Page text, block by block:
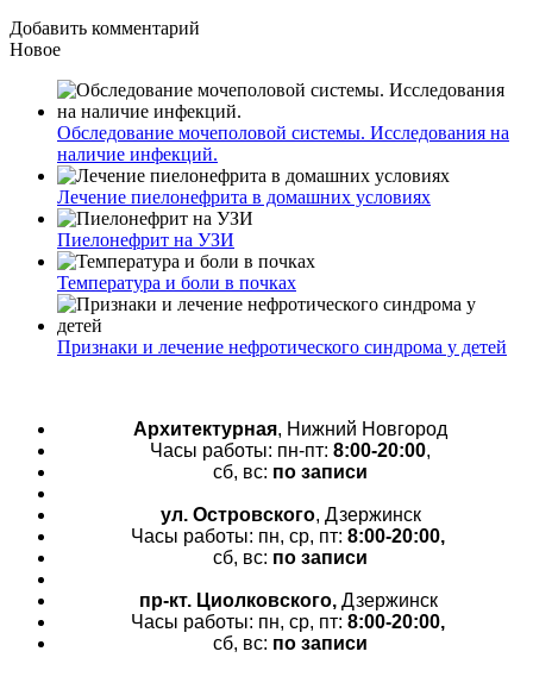
Добавить комментарий
Новое
Обследование мочеполовой системы. Исследования на
наличие инфекций.
Лечение пиелонефрита в домашних условиях
Пиелонефрит на УЗИ
Температура и боли в почках
Признаки и лечение нефротического синдрома у детей
Архитектурная, Нижний Новгород
Часы работы: пн-пт: 8:00-20:00,
сб, вс: по записи
ул. Островского, Дзержинск
Часы работы: пн, ср, пт: 8:00-20:00,
сб, вс: по записи
пр-кт. Циолковского, Дзержинск
Часы работы: пн, ср, пт: 8:00-20:00,
сб, вс: по записи